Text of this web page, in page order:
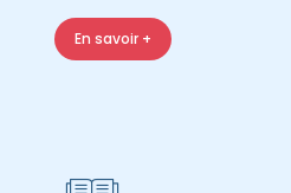
En savoir +